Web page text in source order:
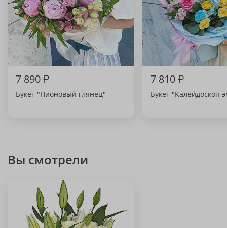
7 890₽
Букет "Пионовый глянец"
7 810₽
Букет "Калейдоскоп
Вы смотрели